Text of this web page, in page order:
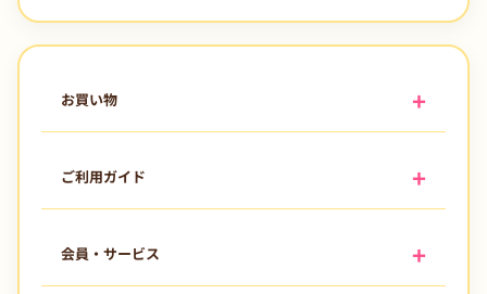
お買い物
ご利用ガイド
会員・サービス